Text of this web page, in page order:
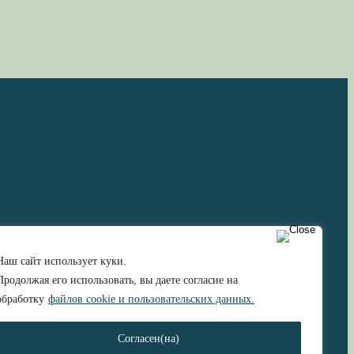
сайт использует куки.
его использовать, вы даете согласие на
файлов cookie и пользовательских данных.
Согласен(на)